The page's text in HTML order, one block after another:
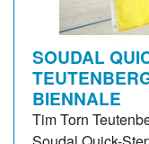
SOUDAL
BIENNALE
Tim Torn